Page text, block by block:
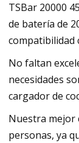
TSBar 20000
de batería de
compatibilidad
No faltan
necesidades
cargador de
Nuestra mejor
personas, ya